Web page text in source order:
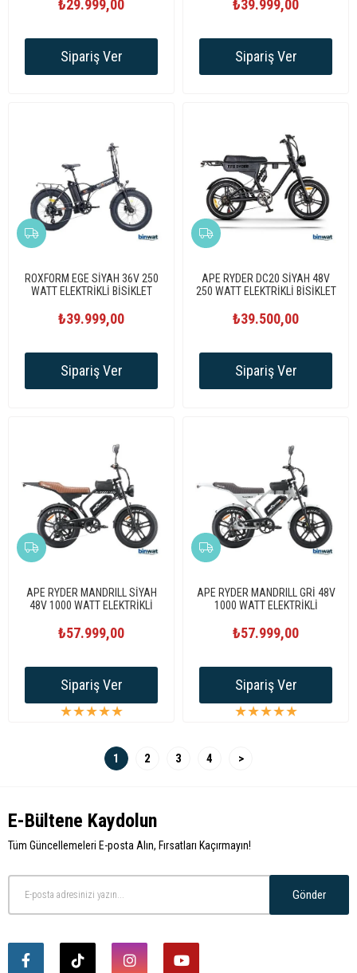
₺29.999,00
Sipariş Ver
₺39.999,00
Sipariş Ver
ROXFORM EGE SİYAH 36V 250
WATT ELEKTRİKLİ BİSİKLET
₺39.999,00
Sipariş Ver
APE RYDER DC20 SİYAH 48V
250 WATT ELEKTRİKLİ BİSİKLET
₺39.500,00
Sipariş Ver
APE RYDER MANDRILL SİYAH
48V 1000 WATT ELEKTRİKLİ
★★★★★
₺57.999,00
Sipariş Ver
APE RYDER MANDRILL GRİ 48V
1000 WATT ELEKTRİKLİ
★★★★★
₺57.999,00
Sipariş Ver
1 2 3 4 >
E-Bültene Kaydolun
Tüm Güncellemeleri E-posta Alın, Fırsatları Kaçırmayın!
Gönder